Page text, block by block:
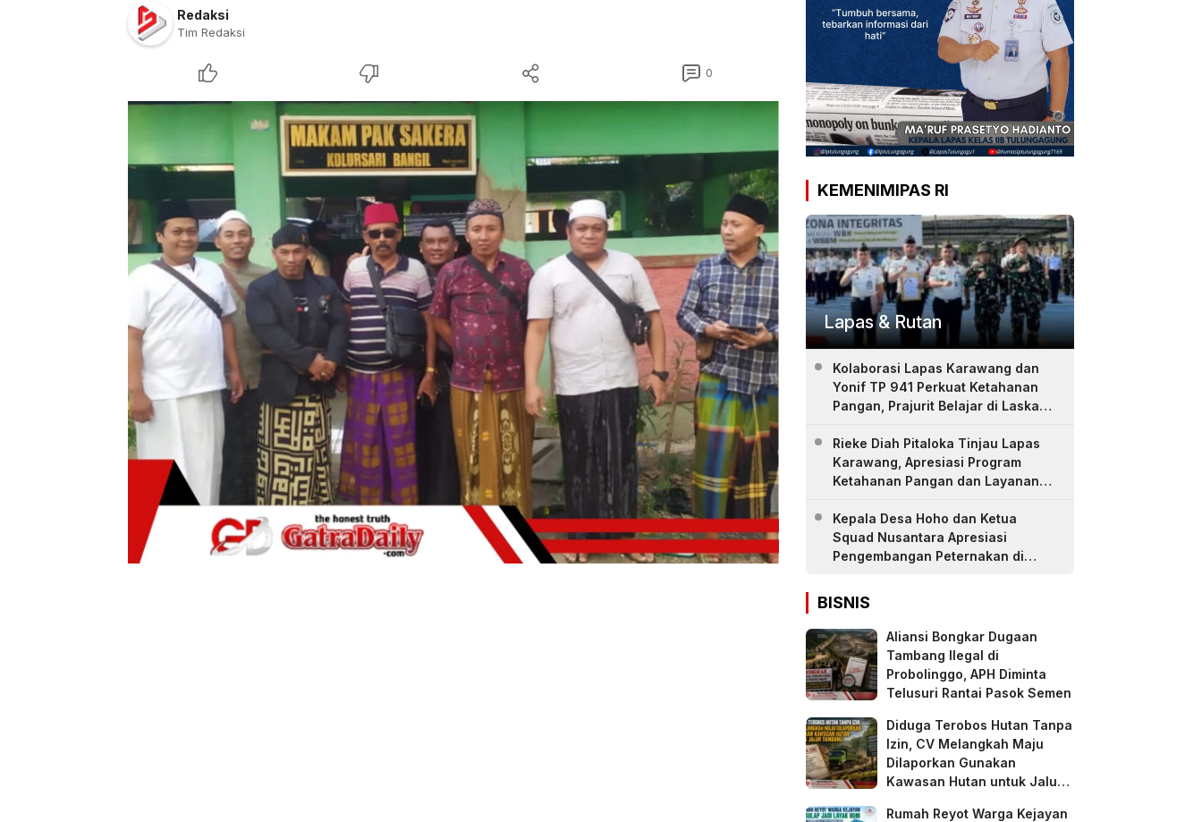
Redaksi
Tim Redaksi
0
KEMENIMIPAS RI
Lapas & Rutan
Kolaborasi Lapas Karawang dan
Yonif TP 941 Perkuat Ketahanan
Pangan, Prajurit Belajar di Laskar
Rieke Diah Pitaloka Tinjau Lapas
Karawang, Apresiasi Program
Ketahanan Pangan dan Layanan
Kepala Desa Hoho dan Ketua
Squad Nusantara Apresiasi
Pengembangan Peternakan di
BISNIS
Aliansi Bongkar Dugaan
Tambang Ilegal di
Probolinggo, APH Diminta
Telusuri Rantai Pasok Semen
Diduga Terobos Hutan Tanpa
Izin, CV Melangkah Maju
Dilaporkan Gunakan
Kawasan Hutan untuk Jalur
Rumah Reyot Warga Kejayan